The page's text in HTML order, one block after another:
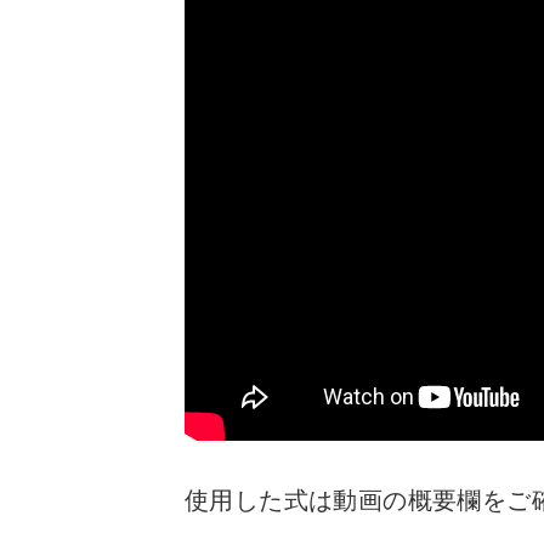
使用した式は動画の概要欄をご